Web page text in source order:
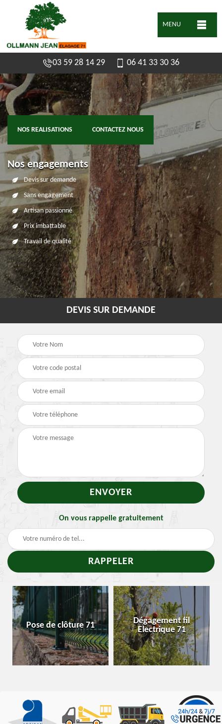
MENU
03 59 28 14 29 06 41 33 30 36
NOS REALISATIONS CONTACTEZ NOUS
Nos engagements
Devis sur demande
Sans engagement
Artisan passionné
Prix imbattable
Travail de qualité
DEVIS SUR DEMANDE
On vous rappelle gratuitement
Pose de clôture 71
Dégagement fil
Electrique 71